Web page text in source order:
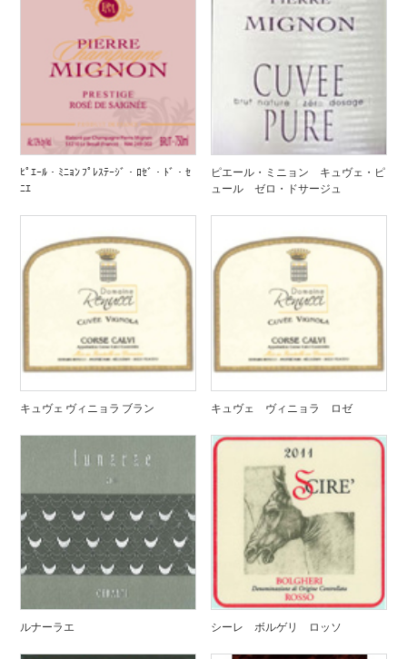
ﾋﾟｴｰﾙ・ﾐﾆｮﾝ ﾌﾟﾚｽﾃｰｼﾞ・ﾛｾﾞ・ﾄﾞ・ｾ
ﾆｴ
ピエール・ミニョン キュヴェ・ピ
ュール ゼロ・ドサージュ
キュヴェ ヴィニョラ ブラン キュヴェ ヴィニョラ ロゼ
ルナーラエ シーレ ボルゲリ ロッソ